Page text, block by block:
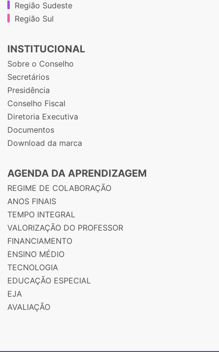
Região Sudeste
Região Sul
INSTITUCIONAL
Sobre o Conselho
Secretários
Presidência
Conselho Fiscal
Diretoria Executiva
Documentos
Download da marca
AGENDA DA APRENDIZAGEM
REGIME DE COLABORAÇÃO
ANOS FINAIS
TEMPO INTEGRAL
VALORIZAÇÃO DO PROFESSOR
FINANCIAMENTO
ENSINO MÉDIO
TECNOLOGIA
EDUCAÇÃO ESPECIAL
EJA
AVALIAÇÃO